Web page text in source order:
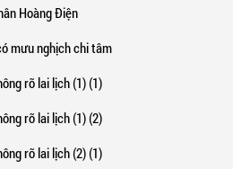
Hoàng Điện
mưu nghịch chi tâm
rõ lai lịch (1) (1)
rõ lai lịch (1) (2)
rõ lai lịch (2) (1)